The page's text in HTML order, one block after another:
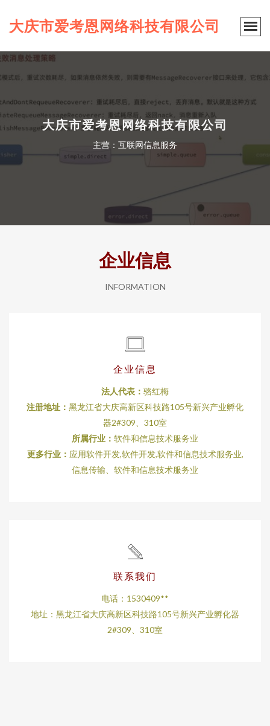
大庆市爱考恩网络科技有限公司
大庆市爱考恩网络科技有限公司
主营：互联网信息服务
企业信息
INFORMATION
企业信息
法人代表： 骆红梅
注册地址： 黑龙江省大庆高新区科技路105号新兴产业孵化
器2#309、310室
所属行业： 软件和信息技术服务业
更多行业： 应用软件开发,软件开发,软件和信息技术服务业,
信息传输、软件和信息技术服务业
联系我们
电话：1530409**
地址：黑龙江省大庆高新区科技路105号新兴产业孵化器
2#309、310室